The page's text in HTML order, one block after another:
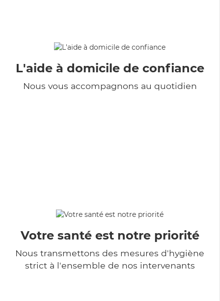
L'aide à domicile de confiance
Nous vous accompagnons au quotidien
Votre santé est notre priorité
Nous transmettons des mesures d'hygiène
strict à l'ensemble de nos intervenants